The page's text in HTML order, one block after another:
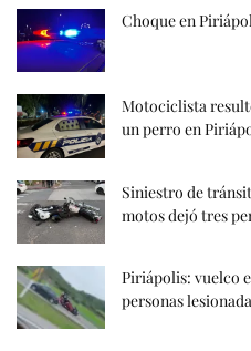
Choque en
Motociclista
un perro en
Siniestro de
motos dejó tres
Piriápolis: vuelco
personas